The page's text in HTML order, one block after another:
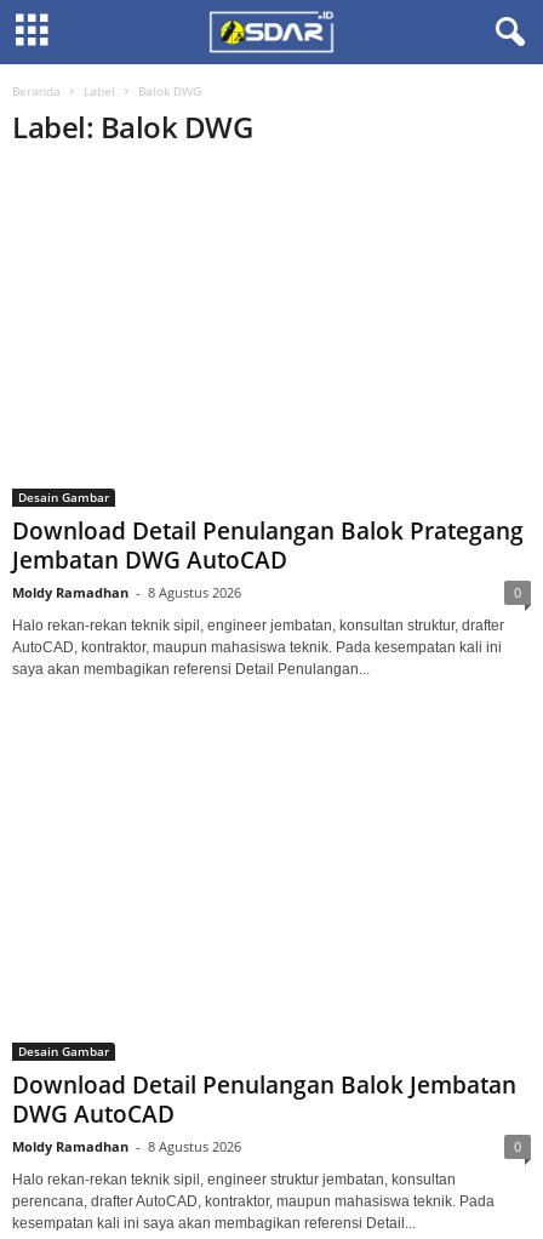
Beranda Label Balok DWG
Label: Balok DWG
Desain Gambar
Download Detail Penulangan Balok Prategang
Jembatan DWG AutoCAD
Moldy Ramadhan - 8 Agustus 2026 0
Halo rekan-rekan teknik sipil, engineer jembatan, konsultan struktur, drafter
AutoCAD, kontraktor, maupun mahasiswa teknik. Pada kesempatan kali ini
saya akan membagikan referensi Detail Penulangan...
Desain Gambar
Download Detail Penulangan Balok Jembatan
DWG AutoCAD
Moldy Ramadhan - 8 Agustus 2026 0
Halo rekan-rekan teknik sipil, engineer struktur jembatan, konsultan
perencana, drafter AutoCAD, kontraktor, maupun mahasiswa teknik. Pada
kesempatan kali ini saya akan membagikan referensi Detail...